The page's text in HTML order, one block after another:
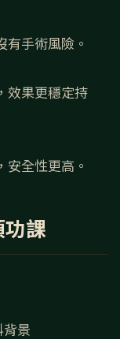
有手術風險。
效果更穩定持
安全性更高。
課
背景